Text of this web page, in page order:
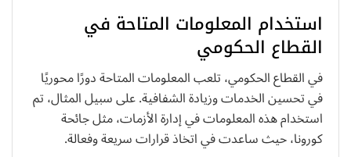
استخدام المعلومات المتاحة في
القطاع الحكومي
في القطاع الحكومي، تلعب المعلومات المتاحة دورًا محوريًا
في تحسين الخدمات وزيادة الشفافية. على سبيل المثال، تم
استخدام هذه المعلومات في إدارة الأزمات، مثل جائحة
كورونا، حيث ساعدت في اتخاذ قرارات سريعة وفعالة.